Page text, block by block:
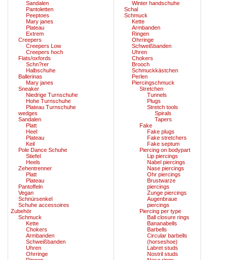
Sandalen
Pantoletten
Peeptoes
Mary janes
Plateau
Extrem
Creepers
Creepers Low
Creepers hoch
Flats/oxfords
Schn?rer
Halbschuhe
Ballerinas
Mary janes
Sneaker
Niedrige Turnschuhe
Hohe Turnschuhe
Plateau Turnschuhe
wedges
Sandalen
Platt
Heel
Plateau
Keil
Pole Dance Schuhe
Stiefel
Heels
Zehentrenner
Platt
Plateau
Pantoffeln
Vegan
Schnürsenkel
Schuhe accessoires
Zubehör
Schmuck
Kette
Chokers
Armbanden
Schweißbanden
Uhren
Ohrringe
Winter handschuhe
Schal
Schmuck
Kette
Armbanden
Ringen
Ohrringe
Schweißbanden
Uhren
Chokers
Brooch
Schmuckkästchen
Perlen
Piercingschmuck
Stretchen
Tunnels
Plugs
Stretch tools
Spirals
Tapers
Fake
Fake plugs
Fake stretchers
Fake septum
Piercing on bodypart
Lip piercings
Nabel piercings
Nase piercings
Ohr piercings
Brustwarze
piercings
Zunge piercings
Augenbraue
piercings
Piercing per type
Ball closure rings
Bananabells
Barbells
Circular barbells
(horseshoe)
Labret studs
Nostril studs